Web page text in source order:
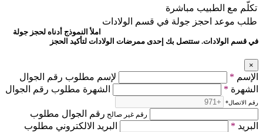
تكلّم مع الطبيب مباشرة
طلب موعد احجز جولة في قسم الولادات
املأ النموذج أدناه لحجز جولة
في قسم الولادات. ستتصل بك إحدى ممرضات الولادات لتأكيد الحجز
×
الإسم *
لإسم مطلوب رقم الجوال
الشهرة * الشهرة مطلوب رقم الجوال
رقم الاتصال*
رقم غير صالح رقم الجوال مطلوب
البريد *
البريد الالكتروني مطلوب